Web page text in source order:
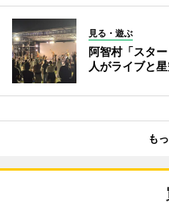
見る・遊ぶ
阿智村「スタ
人がライブと
も